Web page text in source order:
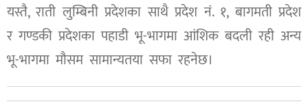
यस्तै, राती लुम्बिनी प्रदेशका साथै प्रदेश नं. १, बागमती प्रदेश
र गण्डकी प्रदेशका पहाडी भू-भागमा आंशिक बदली रही अन्य
भू-भागमा मौसम सामान्यतया सफा रहनेछ।